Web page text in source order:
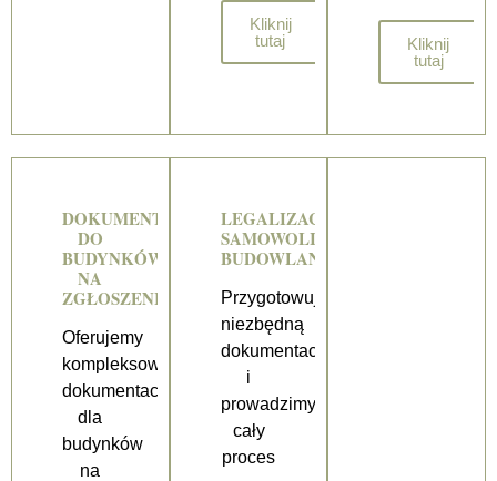
Kliknij
tutaj
Kliknij
tutaj
DOKUMENTACJA
DO
BUDYNKÓW
NA
ZGŁOSZENIE
Oferujemy
kompleksową
dokumentację
dla
budynków
na
LEGALIZACJA
SAMOWOLI
BUDOWLANYCH
Przygotowujemy
niezbędną
dokumentację
i
prowadzimy
cały
proces